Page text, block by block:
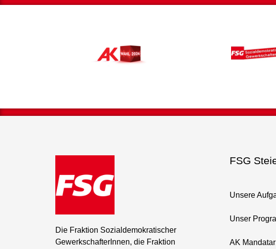
Die Fraktion Sozialdemokratischer
GewerkschafterInnen, die Fraktion
FSG
Unsere
Unser
AK